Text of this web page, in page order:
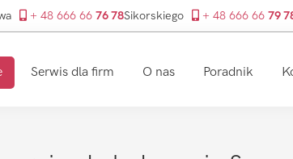
+ 48 666 66 76 78Sikorskiego + 48 666 66 79
Serwis dla firm O nas Poradnik